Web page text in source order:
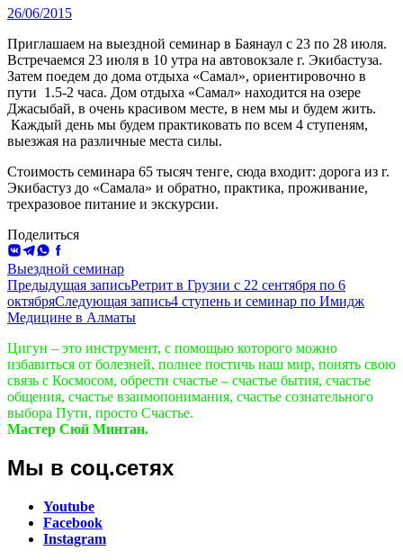
26/06/2015
Приглашаем на выездной семинар в Баянаул с 23 по 28 июля.
Встречаемся 23 июля в 10 утра на автовокзале г. Экибастуза.
Затем поедем до дома отдыха «Самал», ориентировочно в
пути 1.5-2 часа. Дом отдыха «Самал» находится на озере
Джасыбай, в очень красивом месте, в нем мы и будем жить.
Каждый день мы будем практиковать по всем 4 ступеням,
выезжая на различные места силы.
Стоимость семинара 65 тысяч тенге, сюда входит: дорога из г.
Экибастуз до «Самала» и обратно, практика, проживание,
трехразовое питание и экскурсии.
Поделиться
ВКонтакте
Telegram
WhatsApp
Facebook
Выездной семинар
Навигация
по
записям
Предыдущая записьРетрит в Грузии с 22 сентября по 6
октябряСледующая запись4 ступень и семинар по Имидж
Медицине в Алматы
Цигун – это инструмент, с помощью которого можно
избавиться от болезней, полнее постичь наш мир, понять свою
связь с Космосом, обрести счастье – счастье бытия, счастье
общения, счастье взаимопонимания, счастье сознательного
выбора Пути, просто Счастье.
Мастер Сюй Минтан.
Мы в соц.сетях
Youtube
Facebook
Instagram